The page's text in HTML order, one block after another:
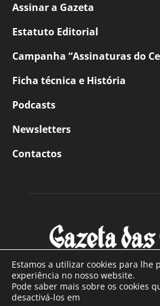
Assinar a Gazeta
Estatuto Editorial
Campanha “Assinaturas do
Ficha técnica e História
Podcasts
Newsletters
Contactos
SOBRE
Estamos a utilizar cookies para lhe
experiência no nosso website.
Pode saber mais sobre os cookies
desactivá-los em